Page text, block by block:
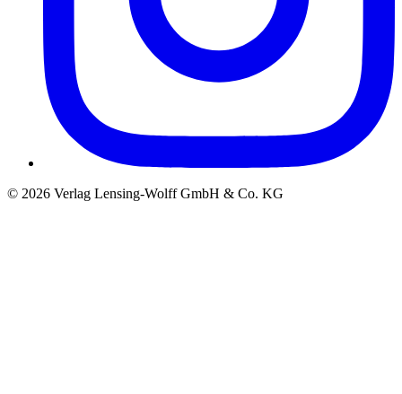
© 2026 Verlag Lensing-Wolff GmbH & Co. KG